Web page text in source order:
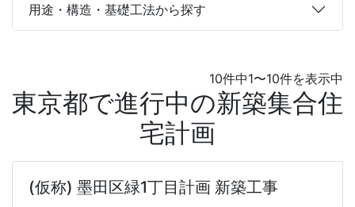
用途・構造・基礎工法から探す
10件中1〜10件を表示中
東京都で進行中の新築集合住
宅計画
(仮称) 墨田区緑1丁目計画 新築工事